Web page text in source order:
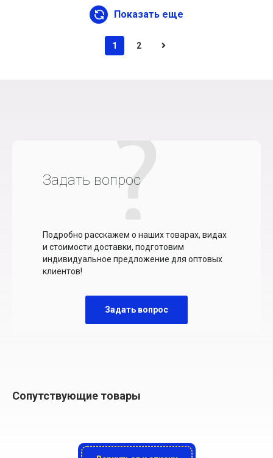
Показать еще
1 2
Задать вопрос
Подробно расскажем о наших товарах, видах
и стоимости доставки, подготовим
индивидуальное предложение для оптовых
клиентов!
Задать вопрос
Сопутствующие товары